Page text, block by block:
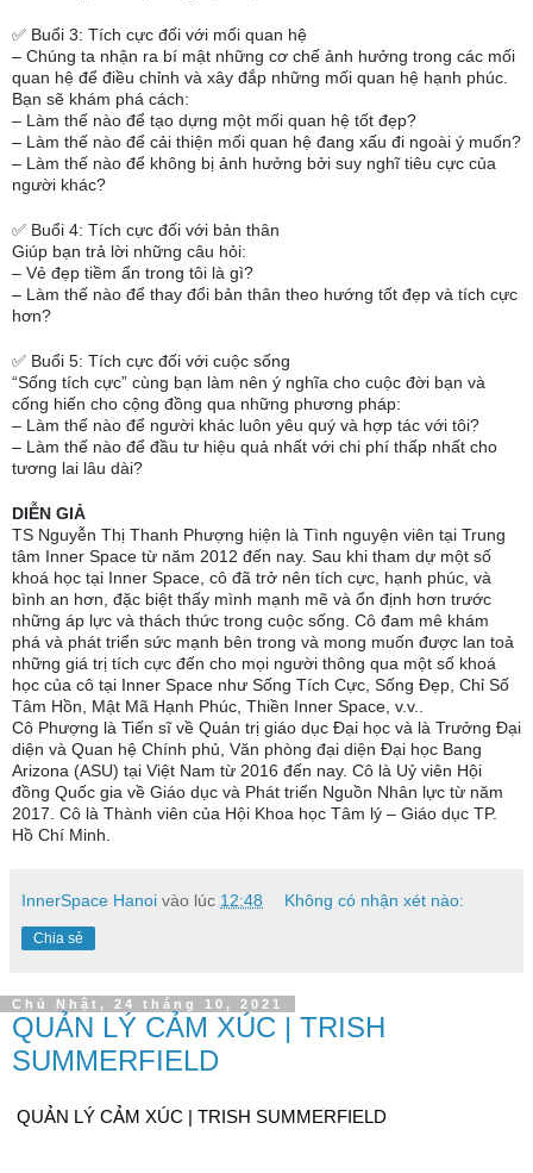
✅ Buổi 3: Tích cực đối với mối quan hệ
– Chúng ta nhận ra bí mật những cơ chế ảnh hưởng trong các mối
quan hệ để điều chỉnh và xây đắp những mối quan hệ hạnh phúc.
Bạn sẽ khám phá cách:
– Làm thế nào để tạo dựng một mối quan hệ tốt đẹp?
– Làm thế nào để cải thiện mối quan hệ đang xấu đi ngoài ý muốn?
– Làm thế nào để không bị ảnh hưởng bởi suy nghĩ tiêu cực của
người khác?
✅ Buổi 4: Tích cực đối với bản thân
Giúp bạn trả lời những câu hỏi:
– Vẻ đẹp tiềm ẩn trong tôi là gì?
– Làm thế nào để thay đổi bản thân theo hướng tốt đẹp và tích cực
hơn?
✅ Buổi 5: Tích cực đối với cuộc sống
“Sống tích cực” cùng bạn làm nên ý nghĩa cho cuộc đời bạn và
cống hiến cho cộng đồng qua những phương pháp:
– Làm thế nào để người khác luôn yêu quý và hợp tác với tôi?
– Làm thế nào để đầu tư hiệu quả nhất với chi phí thấp nhất cho
tương lai lâu dài?
DIỄN GIẢ
TS Nguyễn Thị Thanh Phượng hiện là Tình nguyện viên tại Trung
tâm Inner Space từ năm 2012 đến nay. Sau khi tham dự một số
khoá học tại Inner Space, cô đã trở nên tích cực, hạnh phúc, và
bình an hơn, đặc biệt thấy mình mạnh mẽ và ổn định hơn trước
những áp lực và thách thức trong cuộc sống. Cô đam mê khám
phá và phát triển sức mạnh bên trong và mong muốn được lan toả
những giá trị tích cực đến cho mọi người thông qua một số khoá
học của cô tại Inner Space như Sống Tích Cực, Sống Đẹp, Chỉ Số
Tâm Hồn, Mật Mã Hạnh Phúc, Thiền Inner Space, v.v..
Cô Phượng là Tiến sĩ về Quản trị giáo dục Đại học và là Trưởng Đại
diện và Quan hệ Chính phủ, Văn phòng đại diện Đại học Bang
Arizona (ASU) tại Việt Nam từ 2016 đến nay. Cô là Uỷ viên Hội
đồng Quốc gia về Giáo dục và Phát triển Nguồn Nhân lực từ năm
2017. Cô là Thành viên của Hội Khoa học Tâm lý – Giáo dục TP.
Hồ Chí Minh.
InnerSpace Hanoi vào lúc 12:48 Không có nhận xét nào:
Chia sẻ
Chủ Nhật, 24 tháng 10, 2021
QUẢN LÝ CẢM XÚC | TRISH
SUMMERFIELD
QUẢN LÝ CẢM XÚC | TRISH SUMMERFIELD